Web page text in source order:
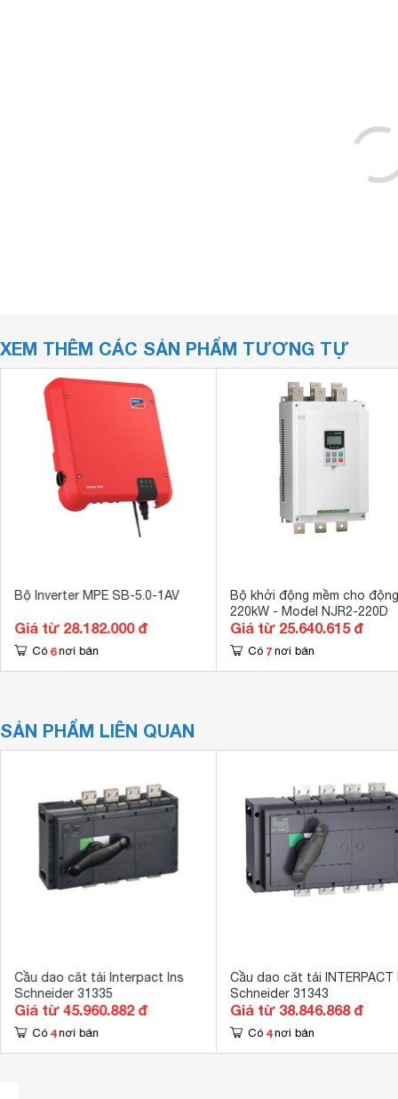
XEM THÊM CÁC SẢN PHẨM TƯƠNG TỰ
Bộ Inverter MPE SB-5.0-1AV
Giá từ 28.182.000 đ
Có 6 nơi bán
Bộ khởi động mềm cho
220kW - Model NJR2-220D
Giá từ 25.640.615 đ
Có 7 nơi bán
SẢN PHẨM LIÊN QUAN
Cầu dao căt tải Interpact Ins
Schneider 31335
Giá từ 45.960.882 đ
Có 4 nơi bán
Cầu dao căt tải INTERPACT
Schneider 31343
Giá từ 38.846.868 đ
Có 4 nơi bán